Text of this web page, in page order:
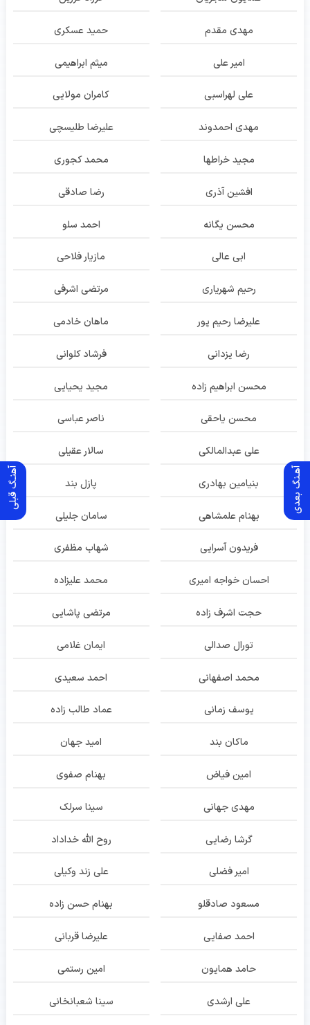
آهنـگ قبلی آهـنگ بعدی
مهدی مقدم حمید عسکری
امیر علی میثم ابراهیمی
علی لهراسبی کامران مولایی
مهدی احمدوند علیرضا طلیسچی
مجید خراطها محمد کجوری
افشین آذری رضا صادقی
محسن یگانه احمد سلو
ابی عالی مازیار فلاحی
رحیم شهریاری مرتضی اشرفی
علیرضا رحیم پور ماهان خادمی
رضا یزدانی فرشاد کلوانی
محسن ابراهیم زاده مجید یحیایی
محسن یاحقی ناصر عباسی
علی عبدالمالکی سالار عقیلی
بنیامین بهادری پازل بند
بهنام علمشاهی سامان جلیلی
فریدون آسرایی شهاب مظفری
احسان خواجه امیری محمد علیزاده
حجت اشرف زاده مرتضی پاشایی
تورال صدالی ایمان غلامی
محمد اصفهانی احمد سعیدی
یوسف زمانی عماد طالب زاده
ماکان بند امید جهان
امین فیاض بهنام صفوی
مهدی جهانی سینا سرلک
گرشا رضایی روح الله خداداد
امیر فضلی علی زند وکیلی
مسعود صادقلو بهنام حسن زاده
احمد صفایی علیرضا قربانی
حامد همایون امین رستمی
علی ارشدی سینا شعبانخانی